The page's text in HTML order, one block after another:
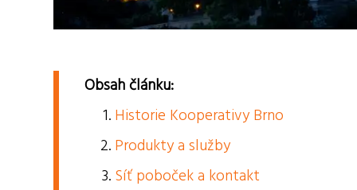
Obsah článku:
Historie Kooperativy Brno
Produkty a služby
Síť poboček a kontakt